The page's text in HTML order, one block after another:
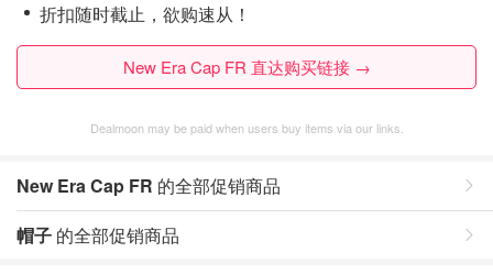
折扣随时截止，欲购速从！
New Era Cap FR 直达购买链接 →
Dealmoon may be paid when users buy items via our links.
New Era Cap FR 的全部促销商品
帽子 的全部促销商品